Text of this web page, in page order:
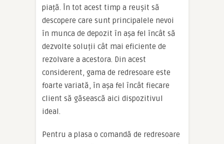
piață. În tot acest timp a reușit să
descopere care sunt principalele nevoi
în munca de depozit în așa fel încât să
dezvolte soluții cât mai eficiente de
rezolvare a acestora. Din acest
considerent, gama de redresoare este
foarte variată, în așa fel încât fiecare
client să găsească aici dispozitivul
ideal.
Pentru a plasa o comandă de redresoare